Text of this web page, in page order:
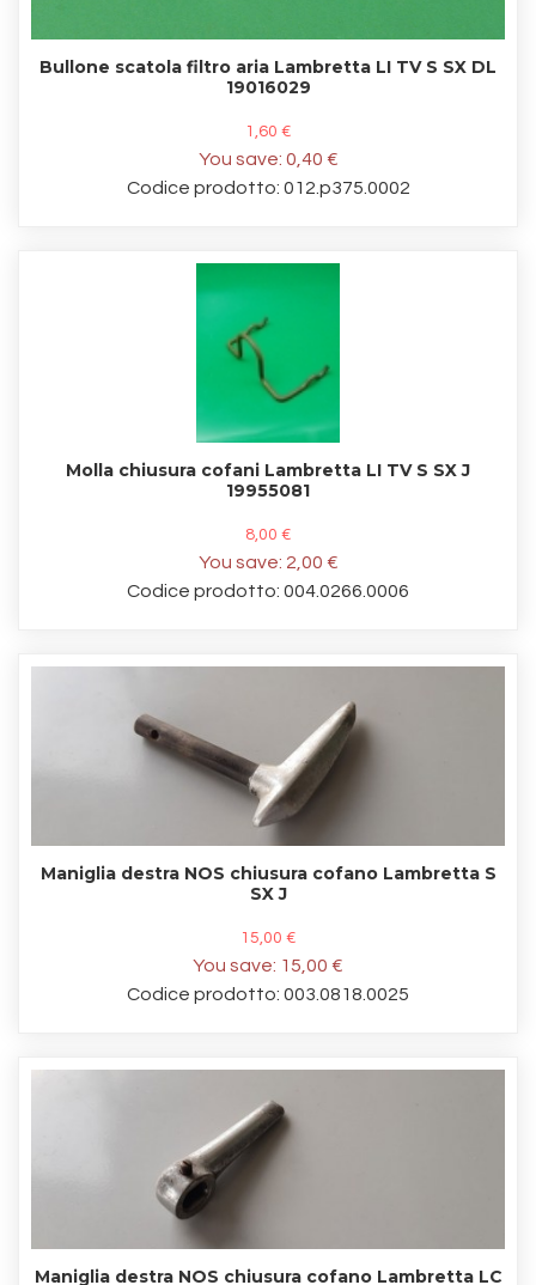
Bullone scatola filtro aria Lambretta LI TV S SX DL
19016029
1,60 €
You save: 0,40 €
Codice prodotto: 012.p375.0002
Molla chiusura cofani Lambretta LI TV S SX J
19955081
8,00 €
You save: 2,00 €
Codice prodotto: 004.0266.0006
Maniglia destra NOS chiusura cofano Lambretta S
SX J
15,00 €
You save: 15,00 €
Codice prodotto: 003.0818.0025
Maniglia destra NOS chiusura cofano Lambretta LC